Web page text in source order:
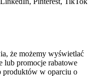
że możemy wyświetlać
lub promocje rabatowe
produktów w oparciu o